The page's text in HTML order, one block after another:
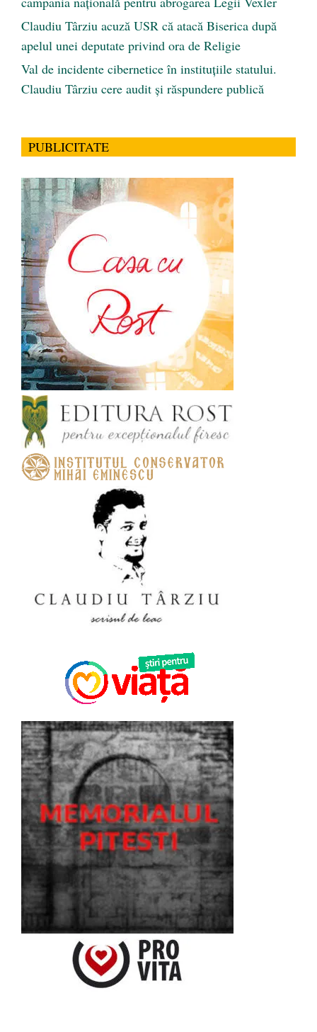
Claudiu Târziu acuză USR că atacă Biserica după
apelul unei deputate privind ora de Religie
Val de incidente cibernetice în instituțiile statului.
Claudiu Târziu cere audit și răspundere publică
PUBLICITATE